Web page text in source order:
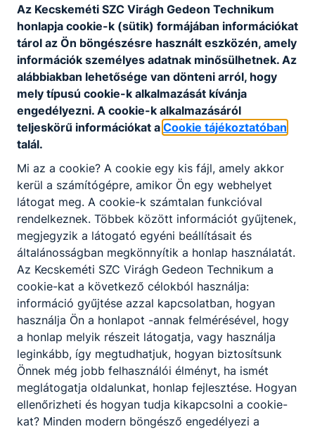
Az Kecskeméti SZC Virágh Gedeon Technikum
honlapja cookie-k (sütik) formájában információkat
tárol az Ön böngészésre használt eszközén, amely
információk személyes adatnak minősülhetnek. Az
alábbiakban lehetősége van dönteni arról, hogy
mely típusú cookie-k alkalmazását kívánja
engedélyezni. A cookie-k alkalmazásáról
teljeskörű információkat a Cookie tájékoztatóban
talál.
Mi az a cookie? A cookie egy kis fájl, amely akkor
kerül a számítógépre, amikor Ön egy webhelyet
látogat meg. A cookie-k számtalan funkcióval
rendelkeznek. Többek között információt gyűjtenek,
megjegyzik a látogató egyéni beállításait és
általánosságban megkönnyítik a honlap használatát.
Az Kecskeméti SZC Virágh Gedeon Technikum a
cookie-kat a következő célokból használja:
információ gyűjtése azzal kapcsolatban, hogyan
használja Ön a honlapot -annak felmérésével, hogy
a honlap melyik részeit látogatja, vagy használja
leginkább, így megtudhatjuk, hogyan biztosítsunk
Önnek még jobb felhasználói élményt, ha ismét
meglátogatja oldalunkat, honlap fejlesztése. Hogyan
ellenőrizheti és hogyan tudja kikapcsolni a cookie-
kat? Minden modern böngésző engedélyezi a